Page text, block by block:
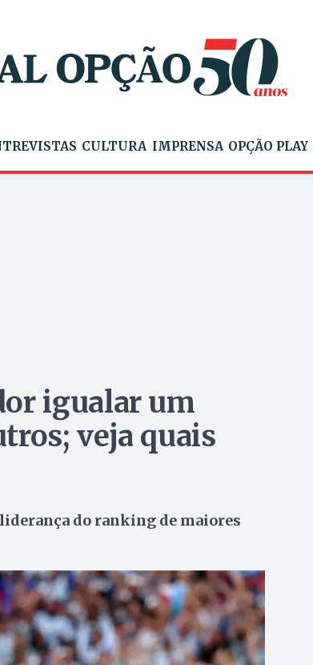
CULTURA IMPRENSA OPÇÃO PLAY
igualar um
veja quais
liderança do ranking de maiores